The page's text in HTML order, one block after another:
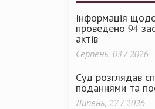
Інформація
проведено 94
актів
Серпень, 03 / 2026
Суд розглядав
поданнями та
Липень, 27 / 2026